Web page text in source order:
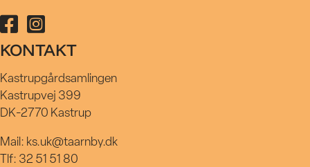
Følg Kastrupgårdsamlingen på facebook
Følg Kastrupgårdsamlingen på instagram
KONTAKT
Kastrupgårdsamlingen
Kastrupvej 399
DK-2770 Kastrup
Mail: ks.uk@taarnby.dk
Tlf: 32 51 51 80